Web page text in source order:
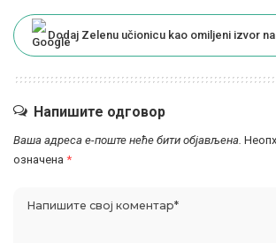
Dodaj Zelenu učionicu kao omiljeni izvor
Напишите одговор
Ваша адреса е-поште неће бити објављена.
означена *